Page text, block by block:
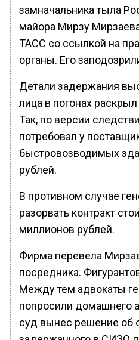
замначальника тыла
майора Мирзу
ТАСС со ссылкой на
органы. Его
Детали задержания
лица в погонах
Так, по версии
потребовал у
быстровозводимых
рублей.
В противном случае
разорвать контракт
миллионов рублей.
Фирма перевела
посредника.
Между тем адвокаты
попросили домашнего
суд вынес решение об